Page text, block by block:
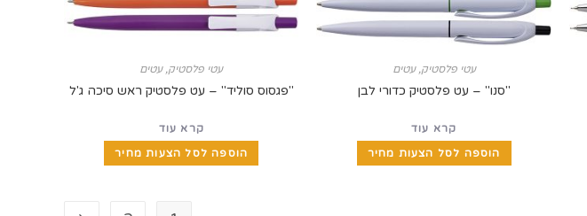
עטי פלסטיק,עטים
"סנו" – עט פלסטיק כדורי לבן
קרא עוד
הוספה לסל הצעות מחיר
עטי פלסטיק,עטים
"פגסוס סוליד" – עט פלסטיק ראש סיכה ג'ל
קרא עוד
הוספה לסל הצעות מחיר